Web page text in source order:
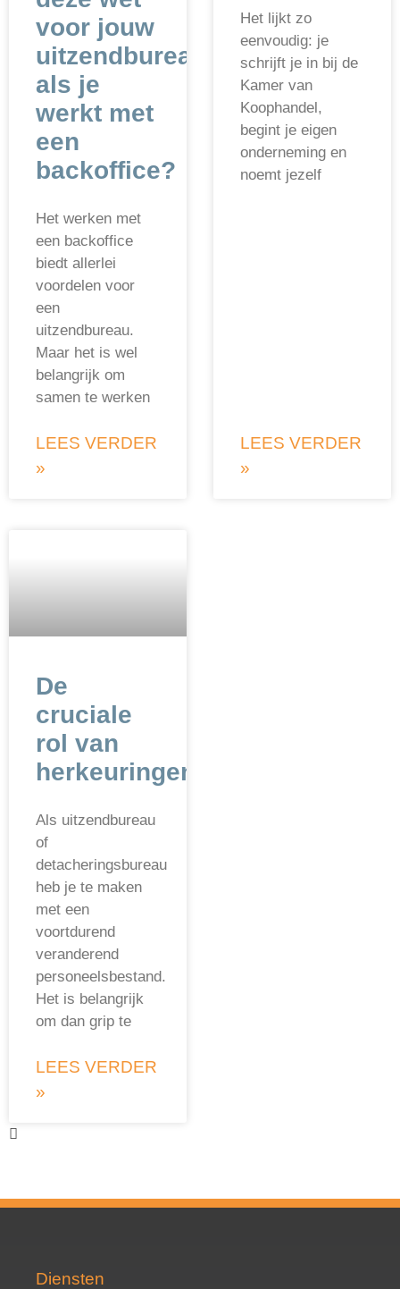
voor jouw
uitzendbureau
als je
werkt met
een
backoffice?
Het werken met
een backoffice
biedt allerlei
voordelen voor
een
uitzendbureau.
Maar het is wel
belangrijk om
samen te werken
LEES VERDER
»
Het lijkt zo
eenvoudig: je
schrijft je in bij de
Kamer van
Koophandel,
begint je eigen
onderneming en
noemt jezelf
LEES VERDER
»
De
cruciale
rol van
herkeuringen
Als uitzendbureau
of
detacheringsbureau
heb je te maken
met een
voortdurend
veranderend
personeelsbestand.
Het is belangrijk
om dan grip te
LEES VERDER
»
Diensten